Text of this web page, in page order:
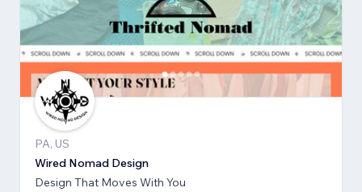
PA, US
Wired Nomad Design
Design That Moves With You